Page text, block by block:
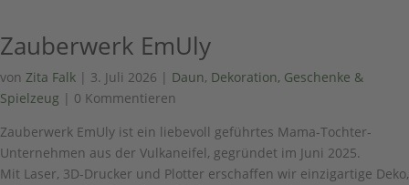
Zauberwerk EmUly
von Zita Falk | 3. Juli 2026 | Daun, Dekoration, Geschenke &
Spielzeug | 0 Kommentieren
Zauberwerk EmUly ist ein liebevoll geführtes Mama-Tochter-
Unternehmen aus der Vulkaneifel, gegründet im Juni 2025.
Mit Laser, 3D-Drucker und Plotter erschaffen wir einzigartige Deko,